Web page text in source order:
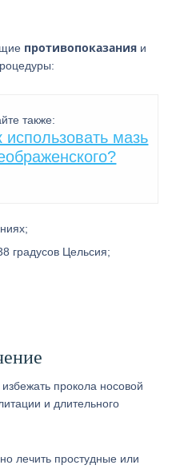
противопоказания и
также:
использовать мазь
градусов Цельсия;
прокола носовой
и длительного
лечить простудные или